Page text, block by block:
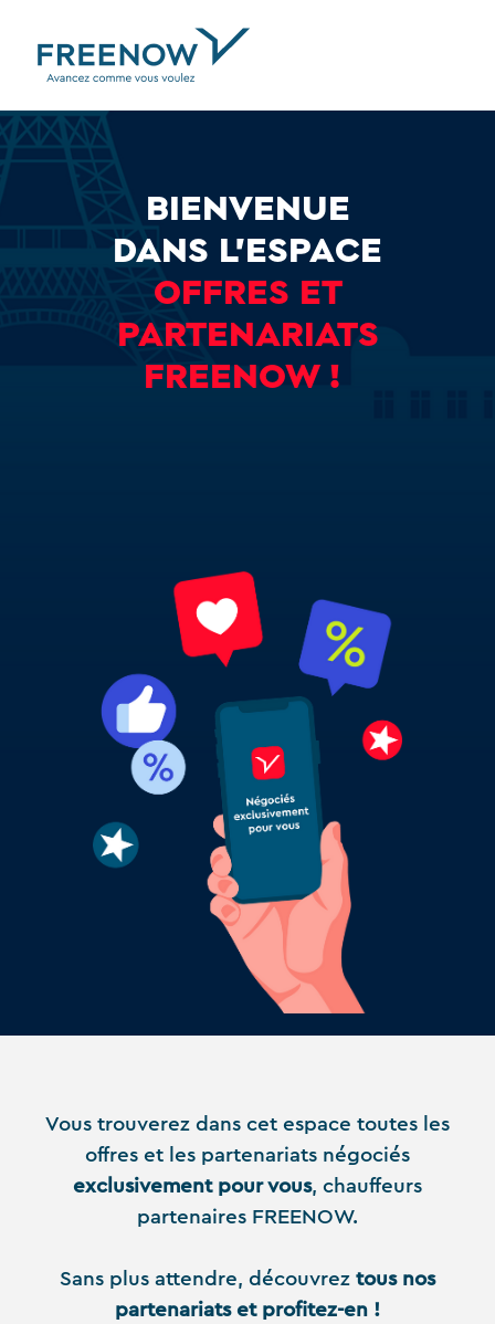
BIENVENUE
DANS L'ESPACE
OFFRES ET
PARTENARIATS
FREENOW !
Vous trouverez dans cet espace toutes les
offres et les partenariats négociés
exclusivement pour vous, chauffeurs
partenaires FREENOW.
Sans plus attendre, découvrez tous nos
partenariats et profitez-en !